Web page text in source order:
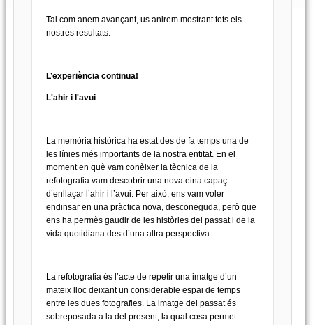
Tal com anem avançant, us anirem mostrant tots els
nostres resultats.
L’experiència continua!
L'ahir i l'avui
La memòria històrica ha estat des de fa temps una de
les línies més importants de la nostra entitat. En el
moment en què vam conèixer la tècnica de la
refotografia vam descobrir una nova eina capaç
d’enllaçar l’ahir i l’avui. Per això, ens vam voler
endinsar en una pràctica nova, desconeguda, però que
ens ha permès gaudir de les històries del passat i de la
vida quotidiana des d’una altra perspectiva.
La refotografia és l’acte de repetir una imatge d’un
mateix lloc deixant un considerable espai de temps
entre les dues fotografies. La imatge del passat és
sobreposada a la del present, la qual cosa permet